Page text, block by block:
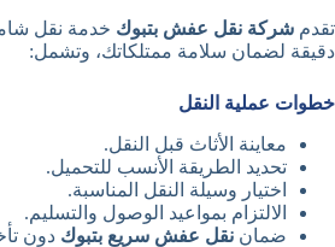
تقدم شركة نقل عفش بتبوك خدمة نقل
دقيقة لضمان سلامة ممتلكاتك، وتشمل:
خطوات عملية النقل
معاينة الأثاث قبل النقل.
تحديد الطريقة الأنسب للتحميل.
اختيار وسيلة النقل المناسبة.
الالتزام بمواعيد الوصول والتسليم.
ضمان نقل عفش سريع بتبوك دون